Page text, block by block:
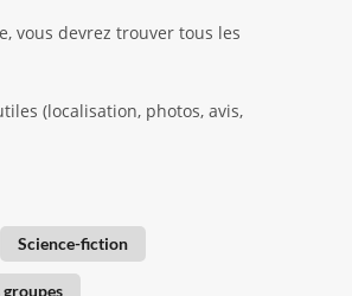
vous devrez trouver tous les
(localisation, photos, avis,
Science-fiction
groupes